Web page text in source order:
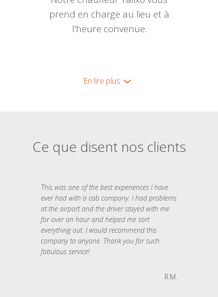
prend en charge au lieu et à
l'heure convenue.
En lire plus
Ce que disent nos clients
This was one of the best experiences I have
ever had with a cab company. I had problems
at the airport and the driver stayed with me
for over an hour and helped me sort
everything out. I would recommend this
company to anyone. Thank you for such
fabulous service!
R.M.